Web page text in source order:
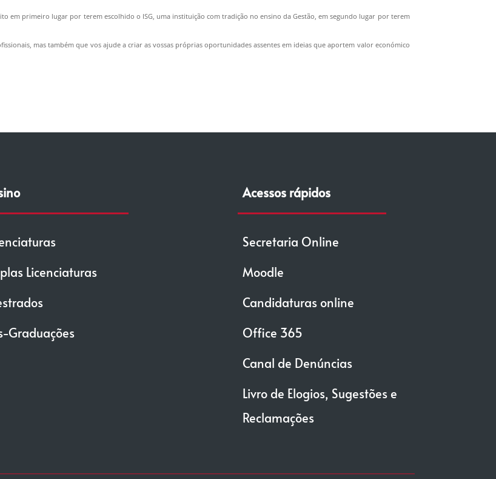
em primeiro lugar por terem escolhido o ISG, uma instituição com tradição no ensino da Gestão, em segundo lugar por terem
mas também que vos ajude a criar as vossas próprias oportunidades assentes em ideias que aportem valor económico
Licenciaturas
Graduações
Acessos rápidos
Secretaria Online
Moodle
Candidaturas online
Office 365
Canal de Denúncias
Livro de Elogios, Sugestões e
Reclamações